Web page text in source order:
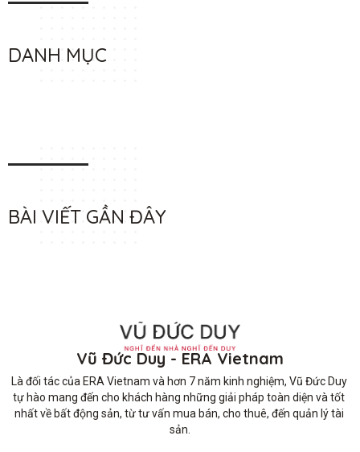
DANH MỤC
BÀI VIẾT GẦN ĐÂY
Vũ Đức Duy - ERA Vietnam
Là đối tác của ERA Vietnam và hơn 7 năm kinh nghiệm, Vũ Đức Duy
tự hào mang đến cho khách hàng những giải pháp toàn diện và tốt
nhất về bất động sản, từ tư vấn mua bán, cho thuê, đến quản lý tài
sản.